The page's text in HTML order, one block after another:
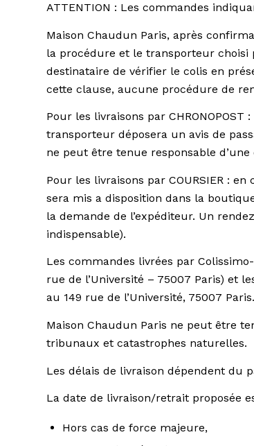
ATTENTION : Les commandes
Maison Chaudun Paris, après
la procédure et le transporteur choisi
destinataire de vérifier le colis en
cette clause, aucune procédure de
Pour les livraisons par
transporteur déposera un avis de
ne peut être tenue responsable
Pour les livraisons par COURSIER :
sera mis a disposition dans la
la demande de l’expéditeur. Un
indispensable).
Les commandes livrées par
rue de l’Université – 75007 Paris) et
au 149 rue de l’Université, 75007 Paris.
Maison Chaudun Paris ne peut être
tribunaux et catastrophes naturelles.
Les délais de livraison dépendent du
La date de livraison/retrait proposée
Hors cas de force majeure,